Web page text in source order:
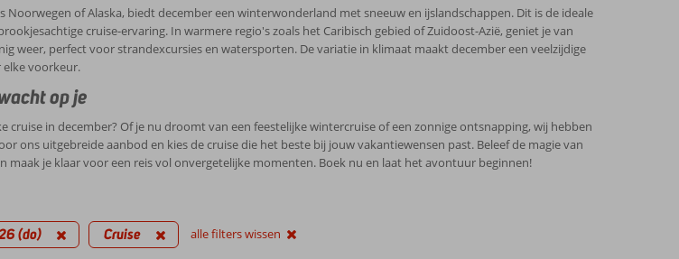
Noorwegen of Alaska, biedt december een winterwonderland met sneeuw en ijslandschappen. Dit is de ideale
cruise-ervaring. In warmere regio's zoals het Caribisch gebied of Zuidoost-Azië, geniet je van
weer, perfect voor strandexcursies en watersporten. De variatie in klimaat maakt december een veelzijdige
elke voorkeur.
op je
cruise in december? Of je nu droomt van een feestelijke wintercruise of een zonnige ontsnapping, wij hebben
ons uitgebreide aanbod en kies de cruise die het beste bij jouw vakantiewensen past. Beleef de magie van
maak je klaar voor een reis vol onvergetelijke momenten. Boek nu en laat het avontuur beginnen!
(do) Cruise alle filters wissen